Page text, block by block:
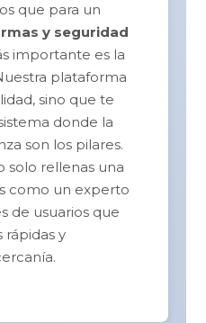
que para un
y seguridad
importante es la
plataforma
sino que te
donde la
son los pilares.
solo rellenas una
como un experto
de usuarios que
rápidas y